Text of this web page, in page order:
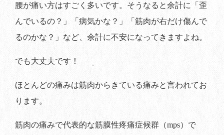
腰が痛い方はすごく多いです。そうなると余計に「歪
んでいるの？」「病気かな？」「筋肉が右だけ傷んで
るのかな？」など、余計に不安になってきますよね。
でも大丈夫です！
ほとんどの痛みは筋肉からきている痛みと言われてお
ります。
筋肉の痛みで代表的な筋膜性疼痛症候群（mps）で